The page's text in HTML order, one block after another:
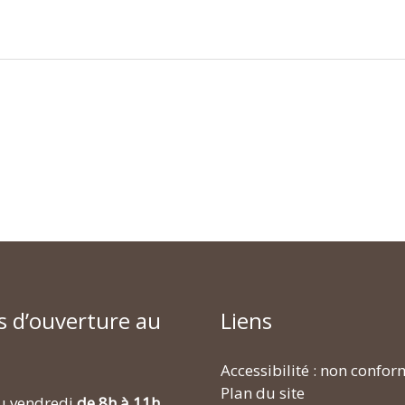
d’ouverture au
Liens
Accessibilité : non
Plan du site